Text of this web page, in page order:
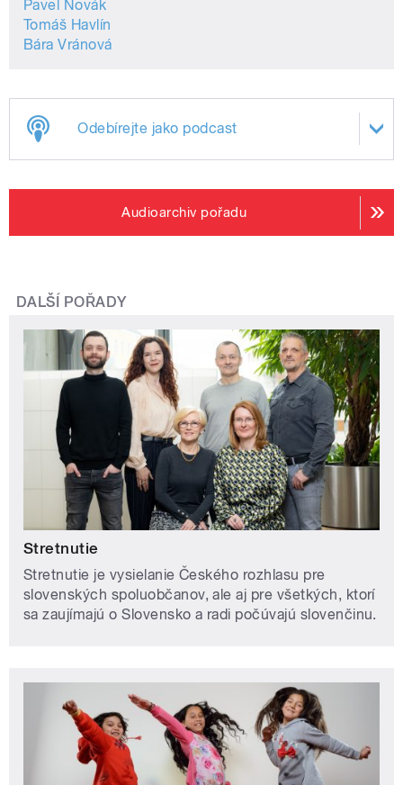
Pavel Novák
Tomáš Havlín
Bára Vránová
Odebírejte jako podcast
Audioarchiv pořadu
DALŠÍ POŘADY
Stretnutie
Stretnutie je vysielanie Českého rozhlasu pre
slovenských spoluobčanov, ale aj pre všetkých, ktorí
sa zaujímajú o Slovensko a radi počúvajú slovenčinu.